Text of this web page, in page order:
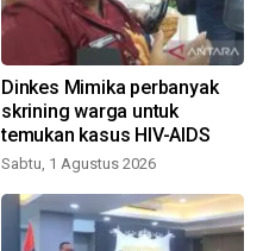
Dinkes Mimika perbanyak
skrining warga untuk
temukan kasus HIV-AIDS
Sabtu, 1 Agustus 2026